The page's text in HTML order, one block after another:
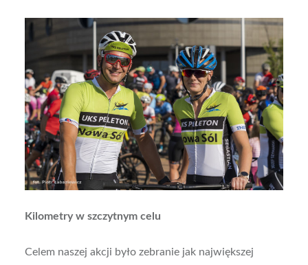
Kilometry w szczytnym celu
Celem naszej akcji było zebranie jak największej